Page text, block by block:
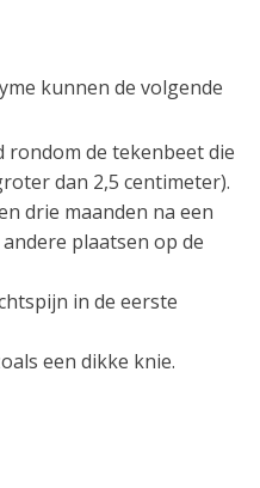
kunnen de volgende
rondom de tekenbeet die
dan 2,5 centimeter).
drie maanden na een
plaatsen op de
in de eerste
een dikke knie.